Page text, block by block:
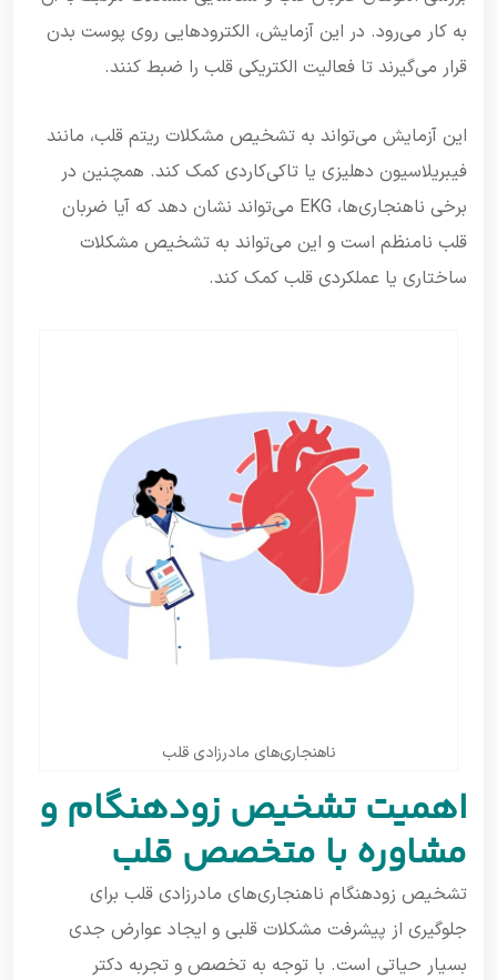
به کار می‌رود. در این آزمایش، الکترودهایی روی پوست بدن
قرار می‌گیرند تا فعالیت الکتریکی قلب را ضبط کنند.
این آزمایش می‌تواند به تشخیص مشکلات ریتم قلب، مانند
فیبریلاسیون دهلیزی یا تاکی‌کاردی کمک کند. همچنین در
برخی ناهنجاری‌ها، EKG می‌تواند نشان دهد که آیا ضربان
قلب نامنظم است و این می‌تواند به تشخیص مشکلات
ساختاری یا عملکردی قلب کمک کند.
ناهنجاری‌های مادرزادی قلب
اهمیت تشخیص زودهنگام و
مشاوره با متخصص قلب
تشخیص زودهنگام ناهنجاری‌های مادرزادی قلب برای
جلوگیری از پیشرفت مشکلات قلبی و ایجاد عوارض جدی
بسیار حیاتی است. با توجه به تخصص و تجربه دکتر